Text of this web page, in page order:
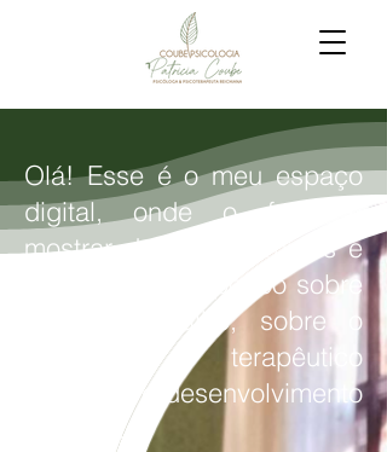
Olá! Esse é o meu espaço
digital, onde o foco é
mostrar de forma simples e
acolhedora um pouco sobre
o meu trabalho, sobre o
processo terapêutico
reichiano e desenvolvimento
humano.